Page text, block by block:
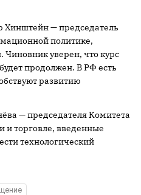
Хинштейн — председатель
политике,
уверен, что курс
продолжен. В РФ есть
развитию
— председателя Комитета
торговле, введенные
технологический